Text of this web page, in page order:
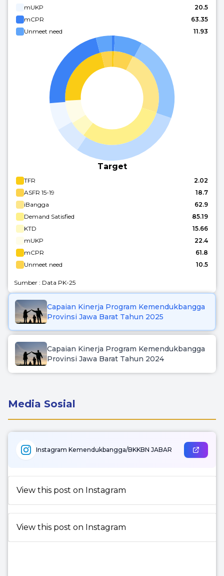
Capaian Kinerja Program Kemendukbangga
Provinsi Jawa Barat Tahun 2025
Capaian Kinerja Program Kemendukbangga
Provinsi Jawa Barat Tahun 2024
mUKP
20.5
mCPR
63.35
Unmeet need
11.93
Target
TFR
2.02
ASFR 15-19
18.7
iBangga
62.9
Demand Satisfied
85.19
KTD
15.66
mUKP
22.4
mCPR
61.8
Unmeet need
10.5
Sumber : Data PK-25
Media Sosial
Instagram Kemendukbangga/BKKBN JABAR
View this post on Instagram
View this post on Instagram